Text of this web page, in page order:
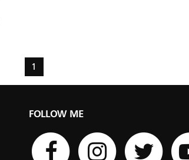
1
FOLLOW ME